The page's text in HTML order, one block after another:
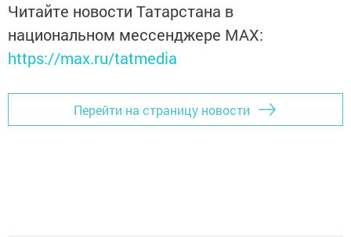
Читайте новости Татарстана в
национальном мессенджере MАХ:
https://max.ru/tatmedia
Перейти на страницу новости